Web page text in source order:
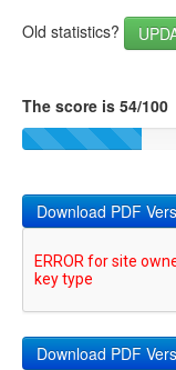
Document
Mobile
Optimization
PageSpeed
Old statistics?
The score is 54/100
Download PDF